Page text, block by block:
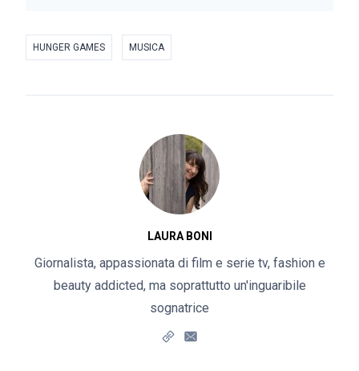
HUNGER GAMES MUSICA
LAURA BONI
Giornalista, appassionata di film e serie tv, fashion e
beauty addicted, ma soprattutto un'inguaribile
sognatrice